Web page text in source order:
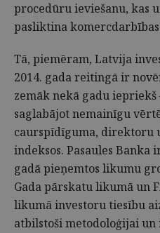
procedūru ieviešanu, kas
pasliktina
Tā, piemēram, Latvija
2014. gada reitingā ir
zemāk nekā gadu
saglabājot nemainīgu
caurspīdīguma, direktoru
indeksos. Pasaules
gadā pieņemtos likumu
Gada pārskatu likumā un
likumā investoru tiesību
atbilstoši metodoloģijai